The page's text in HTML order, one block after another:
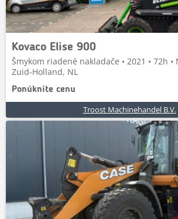
Kovaco Elise 900
Šmykom riadené nakladače • 2021 • 72h
Zuid-Holland, NL
Ponúknite cenu
Troost Machinehandel B.V.